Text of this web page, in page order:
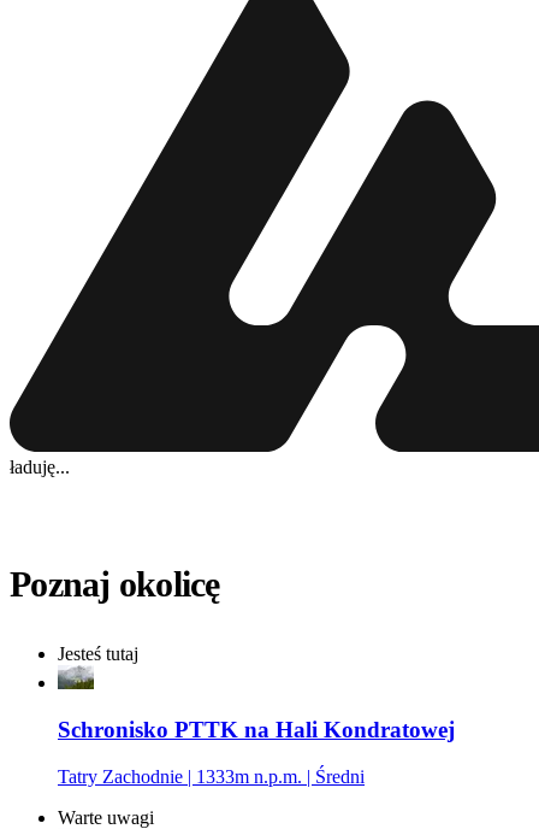
ładuję...
Poznaj okolicę
Jesteś tutaj
Schronisko PTTK na Hali Kondratowej
Tatry Zachodnie | 1333m n.p.m. | Średni
Warte uwagi